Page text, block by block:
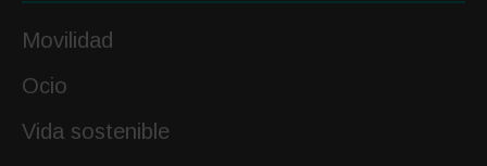
Movilidad
Ocio
Vida sostenible